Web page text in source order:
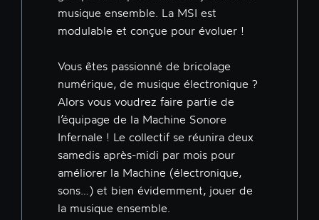
musique ensemble. La MSI est
modulable et conçue pour évoluer !
Vous êtes passionné de bricolage
numérique, de musique électronique ?
Alors vous voudrez faire partie de
l’équipage de la Machine Sonore
Infernale ! Le collectif se réunira deux
samedis après-midi par mois pour
améliorer la Machine (électronique,
sons…) et bien évidemment, jouer de
la musique ensemble.